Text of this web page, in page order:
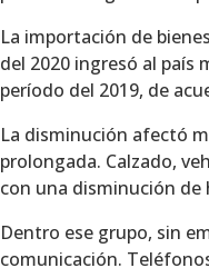
La importación de
del 2020 ingresó al país
período del 2019, de
La disminución afectó
prolongada. Calzado,
con una disminución de
Dentro ese grupo, sin
comunicación.